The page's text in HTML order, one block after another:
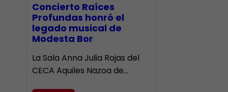
​Concierto Raíces
Profundas honró el
legado musical de
Modesta Bor
La Sala Anna Julia Rojas del
CECA Aquiles Nazoa de…